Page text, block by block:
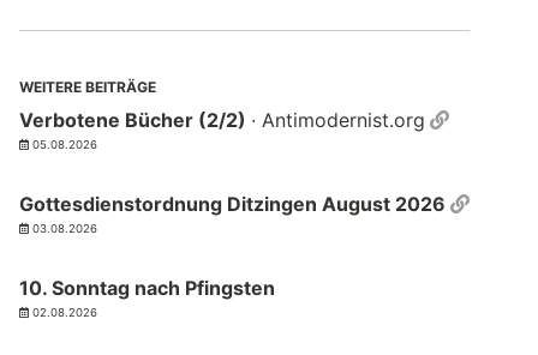
WEITERE BEITRÄGE
Verbotene Bücher (2/2) · Antimodernist.org
05.08.2026
Gottesdienstordnung Ditzingen August 2026
03.08.2026
10. Sonntag nach Pfingsten
02.08.2026